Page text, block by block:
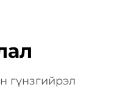
гүнзгийрэл